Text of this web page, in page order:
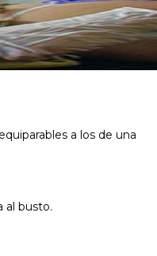
a los de una
al busto.